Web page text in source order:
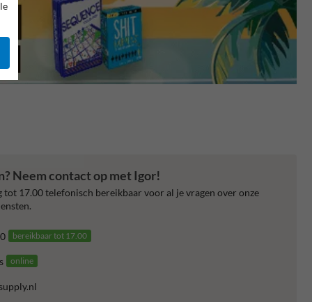
Neem contact op met Igor!
tot 17.00 telefonisch bereikbaar voor al je vragen over onze
bereikbaar tot 17.00
online